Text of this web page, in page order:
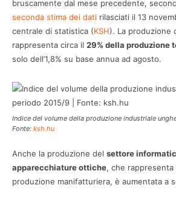
bruscamente dal mese precedente,
seconda stima dei dati rilasciati il 13
centrale di statistica (KSH). La produzione
rappresenta circa il 29% della produzione
solo dell’1,8% su base annua ad agosto.
Indice del volume della produzione industriale
Fonte: ksh.hu
Anche la produzione del settore
apparecchiature ottiche, che rappresenta
produzione manifatturiera, è aumentata a